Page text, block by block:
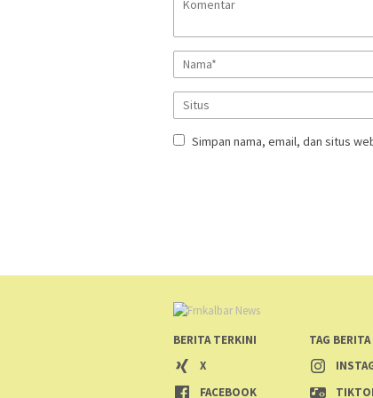
Simpan nama, email, dan situs
BERITA TERKINI TAG BERITA
X
FACEBOOK